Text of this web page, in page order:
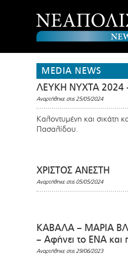
MEDIA NEWS
ΛΕΥΚΗ ΝΥΧΤΑ 2024
Αναρτήθηκε στις 25/05/2024
Καλοντυμένη και σικάτη
Πασαλίδου.
ΧΡΙΣΤΟΣ ΑΝΕΣΤΗ
Αναρτήθηκε στις 05/05/2024
ΚΑΒΑΛΑ – ΜΑΡΙΑ
– Αφήνει το ΕΝΑ και
Αναρτήθηκε στις 29/06/2023